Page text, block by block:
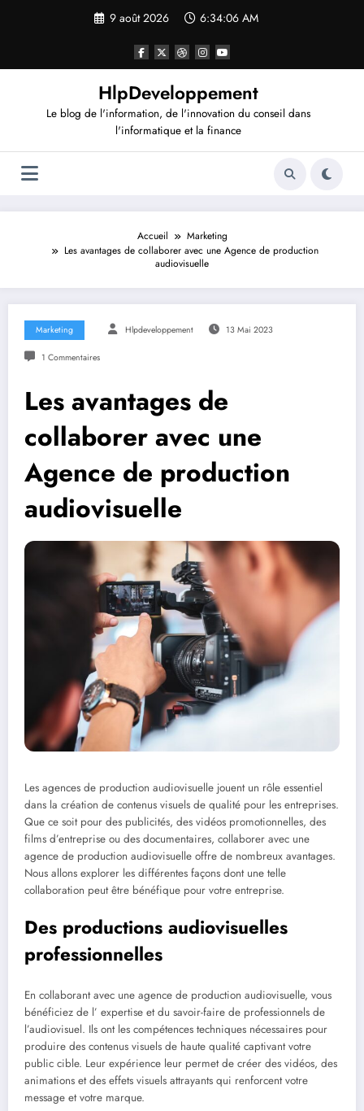
9 août 2026 6:34:07 AM
HlpDeveloppement
Le blog de l'information, de l'innovation du conseil dans
l'informatique et la finance
Accueil
Marketing
Les avantages de collaborer avec une Agence de production
audiovisuelle
Marketing Hlpdeveloppement 13 Mai 2023
1 Commentaires
Les avantages de
collaborer avec une
Agence de production
audiovisuelle
Les agences de production audiovisuelle jouent un rôle essentiel
dans la création de contenus visuels de qualité pour les entreprises.
Que ce soit pour des publicités, des vidéos promotionnelles, des
films d’entreprise ou des documentaires, collaborer avec une
agence de production audiovisuelle offre de nombreux avantages.
Nous allons explorer les différentes façons dont une telle
collaboration peut être bénéfique pour votre entreprise.
Des productions audiovisuelles
professionnelles
En collaborant avec une agence de production audiovisuelle, vous
bénéficiez de l’ expertise et du savoir-faire de professionnels de
l’audiovisuel. Ils ont les compétences techniques nécessaires pour
produire des contenus visuels de haute qualité captivant votre
public cible. Leur expérience leur permet de créer des vidéos, des
animations et des effets visuels attrayants qui renforcent votre
message et votre marque.